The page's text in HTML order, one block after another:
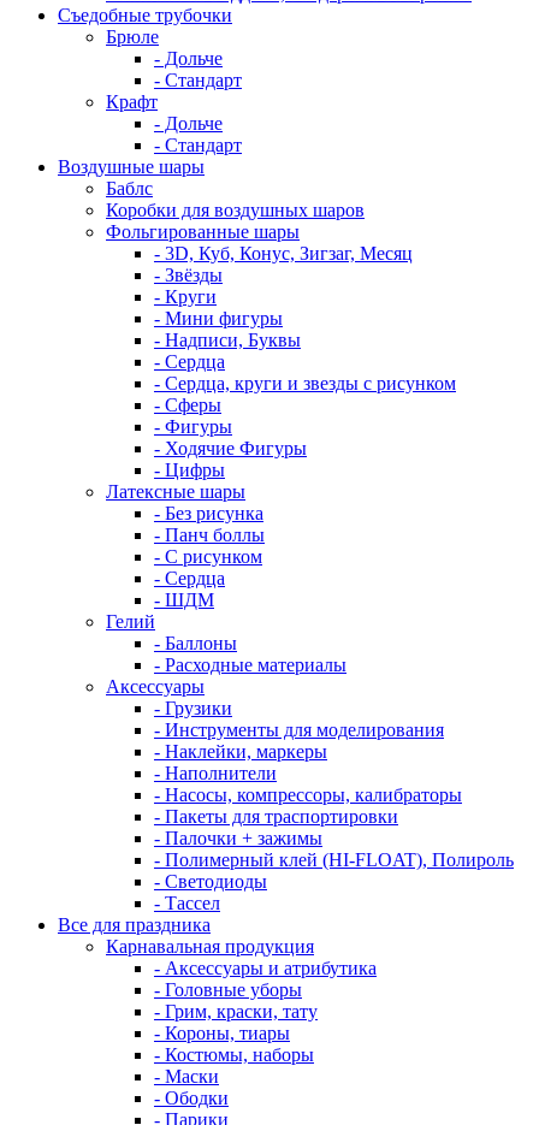
Съедобные трубочки
Брюле
- Дольче
- Стандарт
Крафт
- Дольче
- Стандарт
Воздушные шары
Баблс
Коробки для воздушных шаров
Фольгированные шары
- 3D, Куб, Конус, Зигзаг, Месяц
- Звёзды
- Круги
- Мини фигуры
- Надписи, Буквы
- Сердца
- Сердца, круги и звезды с рисунком
- Сферы
- Фигуры
- Ходячие Фигуры
- Цифры
Латексные шары
- Без рисунка
- Панч боллы
- С рисунком
- Сердца
- ШДМ
Гелий
- Баллоны
- Расходные материалы
Аксессуары
- Грузики
- Инструменты для моделирования
- Наклейки, маркеры
- Наполнители
- Насосы, компрессоры, калибраторы
- Пакеты для траспортировки
- Палочки + зажимы
- Полимерный клей (HI-FLOAT), Полироль
- Светодиоды
- Тассел
Все для праздника
Карнавальная продукция
- Аксессуары и атрибутика
- Головные уборы
- Грим, краски, тату
- Короны, тиары
- Костюмы, наборы
- Маски
- Ободки
- Парики